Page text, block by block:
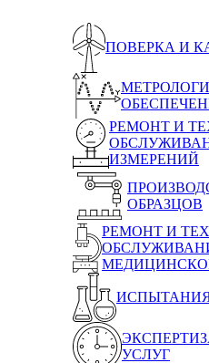
ПОВЕРКА И
РЕМОНТ И
ИЗМЕРЕНИЙ
ОБРАЗЦОВ
РЕМОНТ И
УСЛУГ